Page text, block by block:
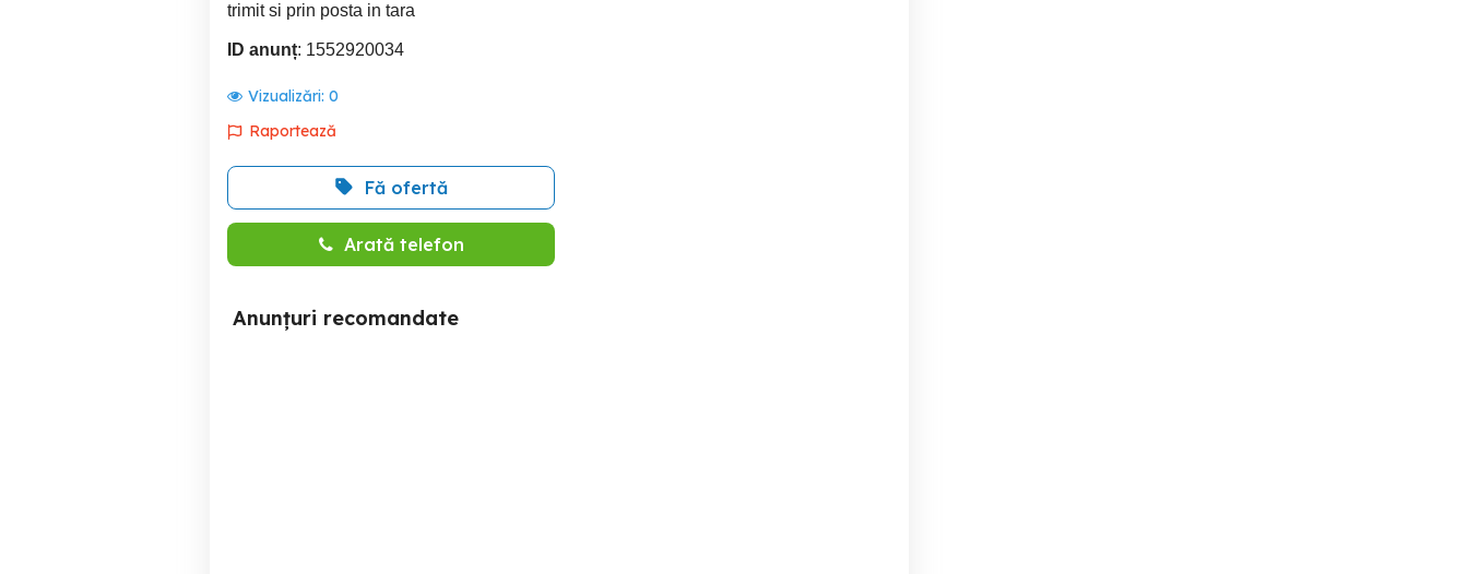
trimit si prin posta in tara
ID anunț: 1552920034
Vizualizări: 0
Raportează
Fă ofertă
Arată telefon
Anunțuri recomandate